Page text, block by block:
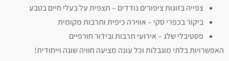
צפייה בזוגות ציפורים נודדים – תצפית על בעלי חיים בטבע
ביקור בכפרי סקי – אווירה כיפית ותרבות מקומית
פסטיבלי שלג – אירועי תרבות ובידור חורפיים
האפשרויות בלתי מוגבלות וכל עונה מציעה חוויה שונה וייחודית!